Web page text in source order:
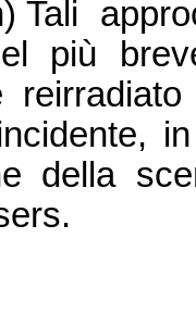
Tali
più
della